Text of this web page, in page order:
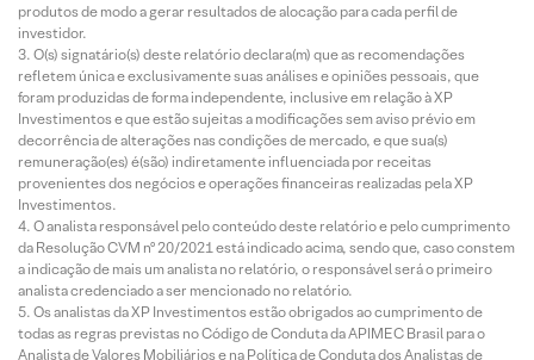
produtos de modo a gerar resultados de alocação para cada perfil de
investidor.
O(s) signatário(s) deste relatório declara(m) que as recomendações
refletem única e exclusivamente suas análises e opiniões pessoais, que
foram produzidas de forma independente, inclusive em relação à XP
Investimentos e que estão sujeitas a modificações sem aviso prévio em
decorrência de alterações nas condições de mercado, e que sua(s)
remuneração(es) é(são) indiretamente influenciada por receitas
provenientes dos negócios e operações financeiras realizadas pela XP
Investimentos.
O analista responsável pelo conteúdo deste relatório e pelo cumprimento
da Resolução CVM nº 20/2021 está indicado acima, sendo que, caso constem
a indicação de mais um analista no relatório, o responsável será o primeiro
analista credenciado a ser mencionado no relatório.
Os analistas da XP Investimentos estão obrigados ao cumprimento de
todas as regras previstas no Código de Conduta da APIMEC Brasil para o
Analista de Valores Mobiliários e na Política de Conduta dos Analistas de